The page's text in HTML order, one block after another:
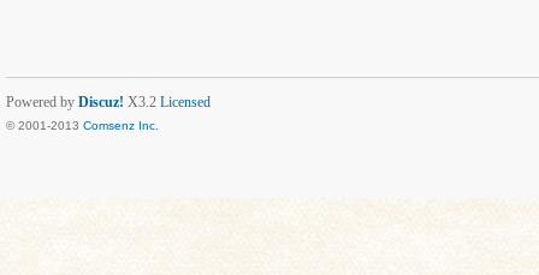
Powered by Discuz! X3.2 Licensed
© 2001-2013 Comsenz Inc.